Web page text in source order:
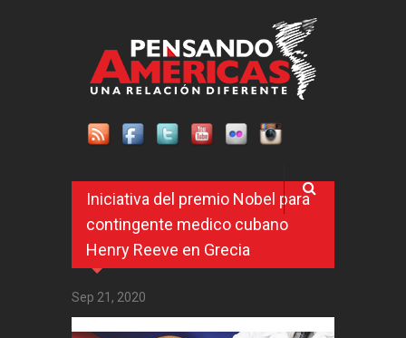
Iniciativa del premio Nobel para
contingente medico cubano
Henry Reeve en Grecia
Sep 21, 2020